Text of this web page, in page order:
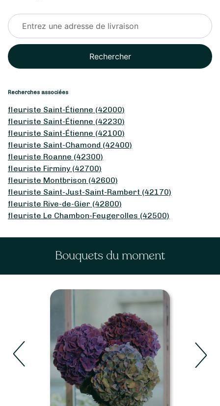
Rechercher
Recherches associées
fleuriste Saint-Étienne (42000)
fleuriste Saint-Étienne (42230)
fleuriste Saint-Étienne (42100)
fleuriste Saint-Chamond (42400)
fleuriste Roanne (42300)
fleuriste Firminy (42700)
fleuriste Montbrison (42600)
fleuriste Saint-Just-Saint-Rambert (42170)
fleuriste Rive-de-Gier (42800)
fleuriste Le Chambon-Feugerolles (42500)
Bouquets du moment